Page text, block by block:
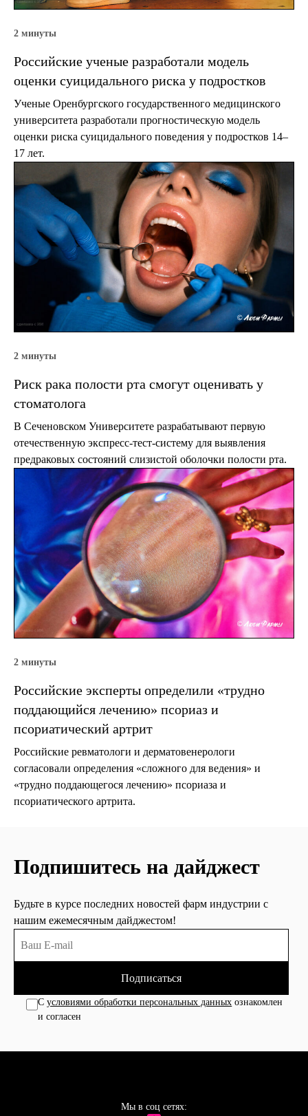
2 минуты
Российские ученые разработали модель
оценки суицидального риска у подростков
Ученые Оренбургского государственного медицинского
университета разработали прогностическую модель
оценки риска суицидального поведения у подростков 14–
17 лет.
2 минуты
Риск рака полости рта смогут оценивать у
стоматолога
В Сеченовском Университете разрабатывают первую
отечественную экспресс-тест-систему для выявления
предраковых состояний слизистой оболочки полости рта.
2 минуты
Российские эксперты определили «трудно
поддающийся лечению» псориаз и
псориатический артрит
Российские ревматологи и дерматовенерологи
согласовали определения «сложного для ведения» и
«трудно поддающегося лечению» псориаза и
псориатического артрита.
Подпишитесь на дайджест
Будьте в курсе последних новостей фарм индустрии с
нашим ежемесячным дайджестом!
Подписаться
Сусловиями обработки персональных данных ознакомлен
и согласен
Мы в соц сетях: